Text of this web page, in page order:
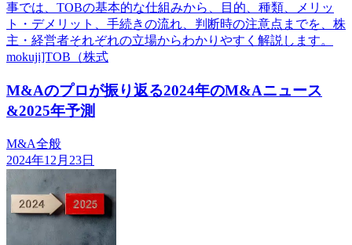
事では、TOBの基本的な仕組みから、目的、種類、メリッ
ト・デメリット、手続きの流れ、判断時の注意点までを、株
主・経営者それぞれの立場からわかりやすく解説します。
mokuji]TOB（株式
M&Aのプロが振り返る2024年のM&Aニュース
&2025年予測
M&A全般
2024年12月23日